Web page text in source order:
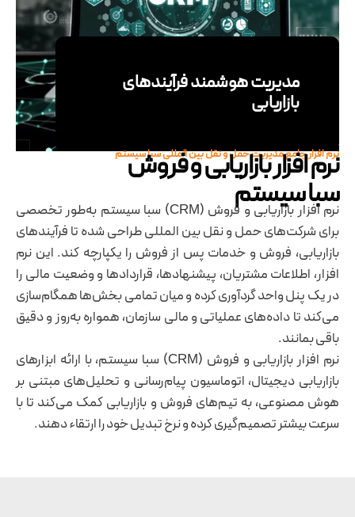
مدیریت هوشمند فرآیندهای
بازاریابی
نرم افزار جامع مدیریت حمل و نقل بین المللی سبا سیستم
نرم‌ افزار بازاریابی و فروش
سبا سیستم
نرم‌ افزار بازاریابی و فروش (CRM) سبا سیستم به‌طور تخصصی
برای شرکت‌های حمل و نقل بین المللی طراحی شده تا فرآیندهای
بازاریابی، فروش و خدمات پس از فروش را یکپارچه کند. این نرم
افزار، اطلاعات مشتریان، پیشنهادها، قراردادها و وضعیت مالی را
در یک پنل واحد گردآوری کرده و میان تمامی بخش‌ها همگام‌سازی
می‌کند تا داده‌های عملیاتی و مالی سازمان، همواره به‌روز و دقیق
باقی بمانند.
نرم‌ افزار بازاریابی و فروش (CRM) سبا سیستم، با ارائه ابزارهای
بازاریابی دیجیتال، اتوماسیون پیام‌رسانی و تحلیل‌های مبتنی بر
هوش مصنوعی، به تیم‌های فروش و بازاریابی کمک می‌کند تا با
سرعت بیشتر تصمیم‌گیری کرده و نرخ تبدیل خود را ارتقاء دهند.